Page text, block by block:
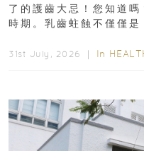
了的護齒大忌！您知道
時期。乳齒蛀蝕不僅僅
31st July, 2026 ｜ In